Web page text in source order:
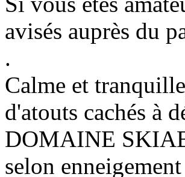
avisés auprès du
.
Calme et
d'atouts cachés à
DOMAINE
selon